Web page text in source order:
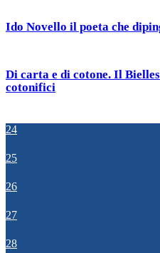
Ido Novello il poeta che
Di carta e di cotone. Il
cotonifici
24
25
26
27
28